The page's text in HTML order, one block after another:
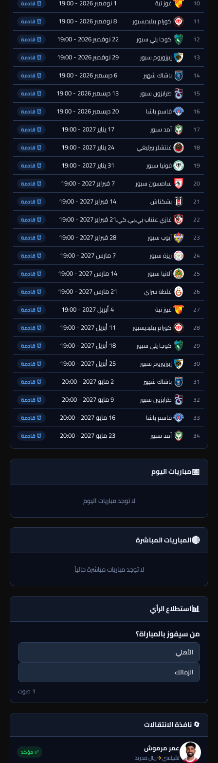
10 غوز تبة 1 نوفمبر 2026 - 19:00 ⏰ قادمة
11 كورام بيليديسبور 8 نوفمبر 2026 - 19:00 ⏰ قادمة
12 كوجا يلي سبور 22 نوفمبر 2026 - 19:00 ⏰ قادمة
13 إيرزوروم سبور 29 نوفمبر 2026 - 19:00 ⏰ قادمة
14 باشاك شهير 6 ديسمبر 2026 - 19:00 ⏰ قادمة
15 طرابزون سبور 13 ديسمبر 2026 - 19:00 ⏰ قادمة
16 قاسم باشا 20 ديسمبر 2026 - 19:00 ⏰ قادمة
17 آمد سبور 17 يناير 2027 - 19:00 ⏰ قادمة
18 غنتشلر بيرليغي 24 يناير 2027 - 19:00 ⏰ قادمة
19 قونيا سبور 31 يناير 2027 - 19:00 ⏰ قادمة
20 سامسون سبور 7 فبراير 2027 - 19:00 ⏰ قادمة
21 بشكتاش 14 فبراير 2027 - 19:00 ⏰ قادمة
22 غازي عنتاب بي.بي.كي.21 فبراير 2027 - 19:00 ⏰ قادمة
23 أيوب سبور 28 فبراير 2027 - 19:00 ⏰ قادمة
24 ريزة سبور 7 مارس 2027 - 19:00 ⏰ قادمة
25 ألانيا سبور 14 مارس 2027 - 19:00 ⏰ قادمة
26 غلطة سراي 21 مارس 2027 - 19:00 ⏰ قادمة
27 غوز تبة 4 أبريل 2027 - 19:00 ⏰ قادمة
28 كورام بيليديسبور 11 أبريل 2027 - 19:00 ⏰ قادمة
29 كوجا يلي سبور 18 أبريل 2027 - 19:00 ⏰ قادمة
30 إيرزوروم سبور 25 أبريل 2027 - 19:00 ⏰ قادمة
31 باشاك شهير 2 مايو 2027 - 20:00 ⏰ قادمة
32 طرابزون سبور 9 مايو 2027 - 20:00 ⏰ قادمة
33 قاسم باشا 16 مايو 2027 - 20:00 ⏰ قادمة
34 آمد سبور 23 مايو 2027 - 20:00 ⏰ قادمة
📅مباريات اليوم
لا توجد مباريات اليوم
🔴المباريات المباشرة
لا توجد مباريات مباشرة حالياً
📊استطلاع الرأي
من سيفوز بالمباراة؟
الأهلي
الزمالك
1 صوت
🔄 نافذة الانتقالات
عمر مرموش
تشيلسي→ريال مدريد
✅ مؤكد